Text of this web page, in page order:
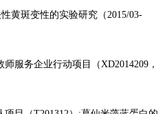
黄斑变性的实验研究（ 2015/03-
师服务企业行动项目（XD2014209 ，